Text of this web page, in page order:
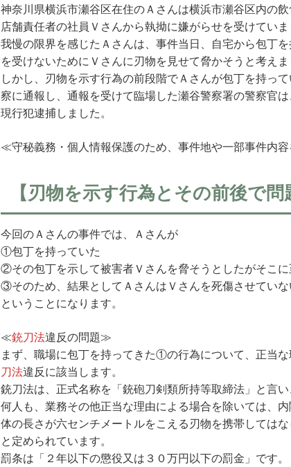
神奈川県横浜市瀬谷区在住のＡさんは横浜市瀬谷区内の
店舗責任者の社員Ｖさんから執拗に嫌がらせを受けていま
我慢の限界を感じたＡさんは、事件当日、自宅から包丁
を受けないためにＶさんに刃物を見せて脅かそうと考えま
しかし、刃物を示す行為の前段階でＡさんが包丁を持っ
察に通報し、通報を受けて臨場した瀬谷警察署の警察官
現行犯逮捕しました。
≪守秘義務・個人情報保護のため、事件地や一部事件内
【刃物を示す行為とその前後で問
今回のＡさんの事件では、Ａさんが
①包丁を持っていた
②その包丁を示して被害者Ｖさんを脅そうとしたがそこ
③そのため、結果としてＡさんはＶさんを死傷させていな
ということになります。
≪銃刀法違反の問題≫
まず、職場に包丁を持ってきた①の行為について、正当
刀法違反に該当します。
銃刀法は、正式名称を「銃砲刀剣類所持等取締法」と言
何人も、業務その他正当な理由による場合を除いては、
体の長さが六センチメートルをこえる刃物を携帯してはな
と定められています。
罰条は「２年以下の懲役又は３０万円以下の罰金」です